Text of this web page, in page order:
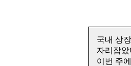
국내 상
자리잡
이번 주